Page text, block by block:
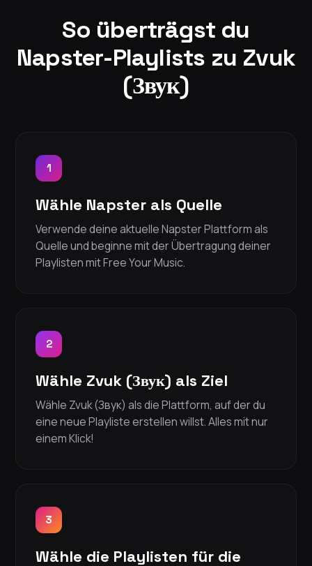
So überträgst du
Napster-Playlists zu Zvuk
(Звук)
1
Wähle Napster als Quelle
Verwende deine aktuelle Napster Plattform als
Quelle und beginne mit der Übertragung deiner
Playlisten mit Free Your Music.
2
Wähle Zvuk (Звук) als Ziel
Wähle Zvuk (Звук) als die Plattform, auf der du
eine neue Playliste erstellen willst. Alles mit nur
einem Klick!
3
Wähle die Playlisten für die